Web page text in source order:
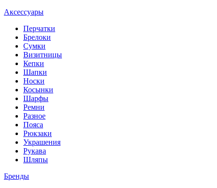
Аксессуары
Перчатки
Брелоки
Сумки
Визитницы
Кепки
Шапки
Носки
Косынки
Шарфы
Ремни
Разное
Пояса
Рюкзаки
Украшения
Рукава
Шляпы
Бренды